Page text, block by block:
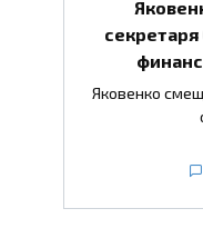
Яковенко